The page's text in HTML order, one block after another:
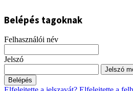
Belépés tagoknak
Felhasználói név
Jelszó
Jelszó
Belépés